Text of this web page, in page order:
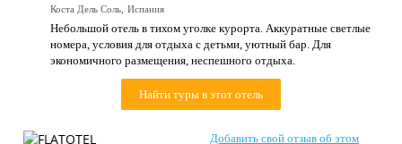
Страны
Как купить
Контакты
Коста Дель Соль, Испания
Небольшой отель в тихом уголке курорта. Аккуратные светлые
номера, условия для отдыха с детьми, уютный бар. Для
экономичного размещения, неспешного отдыха.
Найти туры в этот отель
Добавить свой отзыв об этом